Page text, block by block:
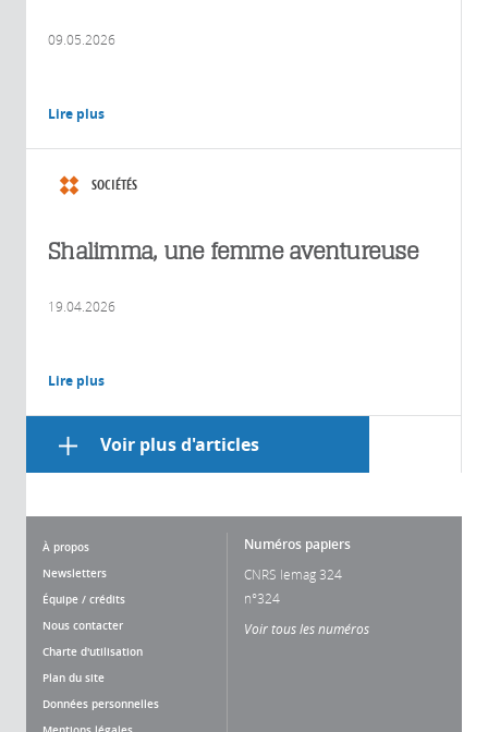
09.05.2026
Lire plus
SOCIÉTÉS
Shalimma, une femme aventureuse
19.04.2026
Lire plus
Voir plus d'articles
À propos
Newsletters
Équipe / crédits
Nous contacter
Charte d'utilisation
Plan du site
Données personnelles
Numéros papiers
CNRS lemag 324
n°324
Voir tous les numéros